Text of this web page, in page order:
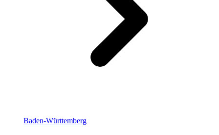
Baden-Württemberg